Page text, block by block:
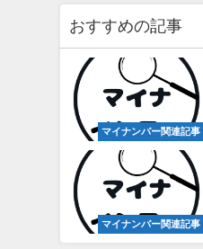
おすすめの記事
マイナンバー関連記事
マイナンバー関連記事